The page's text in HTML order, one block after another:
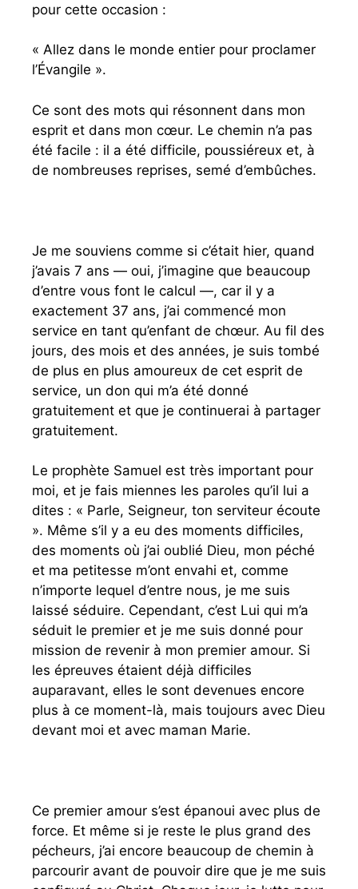
pour cette occasion :
« Allez dans le monde entier pour proclamer
l’Évangile ».
Ce sont des mots qui résonnent dans mon
esprit et dans mon cœur. Le chemin n’a pas
été facile : il a été difficile, poussiéreux et, à
de nombreuses reprises, semé d’embûches.
Je me souviens comme si c’était hier, quand
j’avais 7 ans — oui, j’imagine que beaucoup
d’entre vous font le calcul —, car il y a
exactement 37 ans, j’ai commencé mon
service en tant qu’enfant de chœur. Au fil des
jours, des mois et des années, je suis tombé
de plus en plus amoureux de cet esprit de
service, un don qui m’a été donné
gratuitement et que je continuerai à partager
gratuitement.
Le prophète Samuel est très important pour
moi, et je fais miennes les paroles qu’il lui a
dites : « Parle, Seigneur, ton serviteur écoute
». Même s’il y a eu des moments difficiles,
des moments où j’ai oublié Dieu, mon péché
et ma petitesse m’ont envahi et, comme
n’importe lequel d’entre nous, je me suis
laissé séduire. Cependant, c’est Lui qui m’a
séduit le premier et je me suis donné pour
mission de revenir à mon premier amour. Si
les épreuves étaient déjà difficiles
auparavant, elles le sont devenues encore
plus à ce moment-là, mais toujours avec Dieu
devant moi et avec maman Marie.
Ce premier amour s’est épanoui avec plus de
force. Et même si je reste le plus grand des
pécheurs, j’ai encore beaucoup de chemin à
parcourir avant de pouvoir dire que je me suis